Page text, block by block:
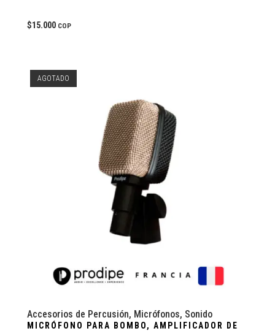
$15.000 COP
AGOTADO
Accesorios de Percusión, Micrófonos, Sonido
MICRÓFONO PARA BOMBO, AMPLIFICADOR DE